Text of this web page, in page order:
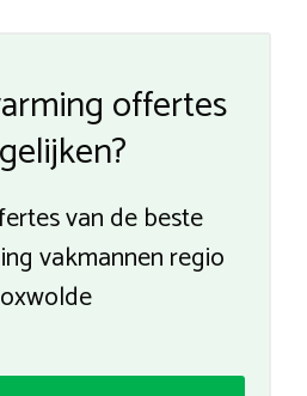
offertes
van de beste
vakmannen regio